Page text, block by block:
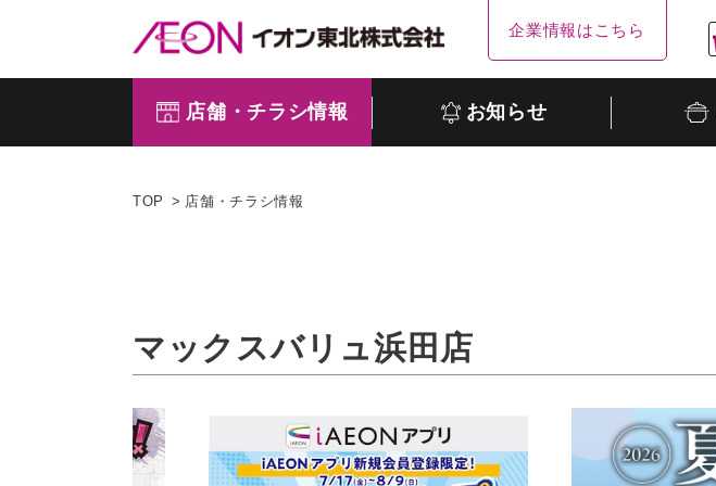
企業情報はこちら
店舗・チラシ情報 お知らせ
TOP 店舗・チラシ情報
マックスバリュ浜田店